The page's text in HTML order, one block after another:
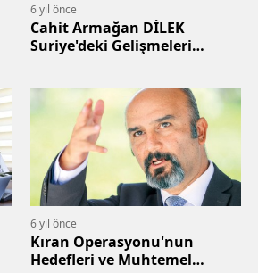
6 yıl önce
Cahit Armağan DİLEK
Suriye'deki Gelişmeleri
6 yıl önce
Kıran Operasyonu'nun
Hedefleri ve Muhtemel